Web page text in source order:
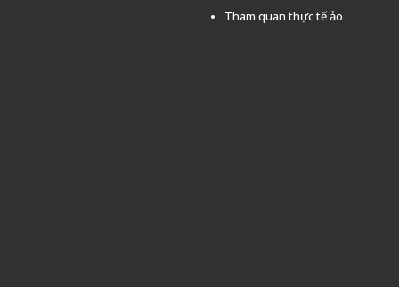
Tham quan thực tế ảo